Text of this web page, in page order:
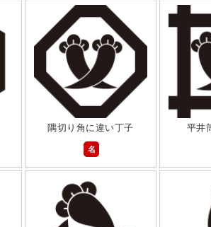
隅切り角に違い丁子
名
平井